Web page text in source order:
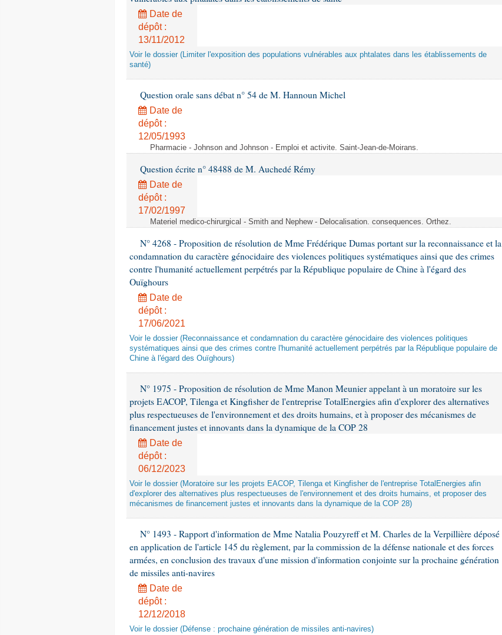
Date de
dépôt :
13/11/2012
Voir le dossier (Limiter l'exposition des populations vulnérables aux phtalates dans les établissements de
santé)
Question orale sans débat n° 54 de M. Hannoun Michel
Date de
dépôt :
12/05/1993
Pharmacie - Johnson and Johnson - Emploi et activite. Saint-Jean-de-Moirans.
Question écrite n° 48488 de M. Auchedé Rémy
Date de
dépôt :
17/02/1997
Materiel medico-chirurgical - Smith and Nephew - Delocalisation. consequences. Orthez.
N° 4268 - Proposition de résolution de Mme Frédérique Dumas portant sur la reconnaissance et la
condamnation du caractère génocidaire des violences politiques systématiques ainsi que des crimes
contre l'humanité actuellement perpétrés par la République populaire de Chine à l'égard des
Ouïghours
Date de
dépôt :
17/06/2021
Voir le dossier (Reconnaissance et condamnation du caractère génocidaire des violences politiques
systématiques ainsi que des crimes contre l'humanité actuellement perpétrés par la République populaire de
Chine à l'égard des Ouïghours)
N° 1975 - Proposition de résolution de Mme Manon Meunier appelant à un moratoire sur les
projets EACOP, Tilenga et Kingfisher de l'entreprise TotalEnergies afin d'explorer des alternatives
plus respectueuses de l'environnement et des droits humains, et à proposer des mécanismes de
financement justes et innovants dans la dynamique de la COP 28
Date de
dépôt :
06/12/2023
Voir le dossier (Moratoire sur les projets EACOP, Tilenga et Kingfisher de l'entreprise TotalEnergies afin
d'explorer des alternatives plus respectueuses de l'environnement et des droits humains, et proposer des
mécanismes de financement justes et innovants dans la dynamique de la COP 28)
N° 1493 - Rapport d'information de Mme Natalia Pouzyreff et M. Charles de la Verpillière déposé
en application de l'article 145 du règlement, par la commission de la défense nationale et des forces
armées, en conclusion des travaux d'une mission d'information conjointe sur la prochaine génération
de missiles anti-navires
Date de
dépôt :
12/12/2018
Voir le dossier (Défense : prochaine génération de missiles anti-navires)